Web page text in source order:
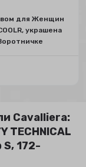
для Женщин
украшена
Сavalliera:
TECHNICAL
172-